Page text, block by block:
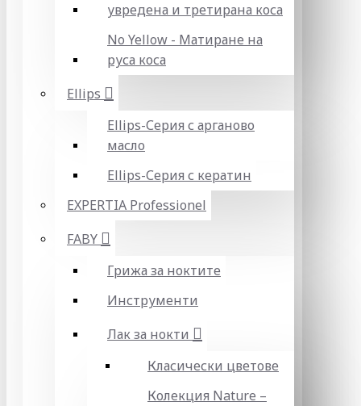
увредена и третирана коса
No Yellow - Матиране на
руса коса
Ellips
Ellips-Серия с арганово
масло
Ellips-Серия с кератин
EXPERTIA Professionel
FABY
Грижа за ноктите
Инструменти
Лак за нокти
Класически цветове
Колекция Nature –